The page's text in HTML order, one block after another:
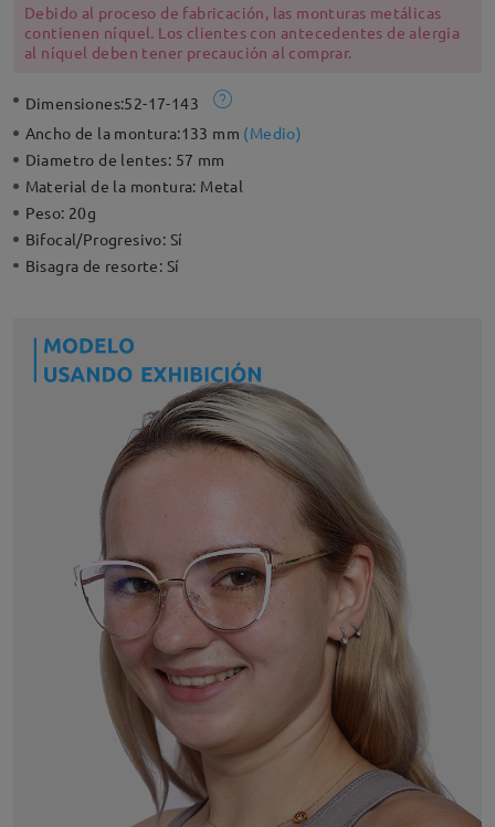
Debido al proceso de fabricación, las monturas metálicas
contienen níquel. Los clientes con antecedentes de alergia
al níquel deben tener precaución al comprar.
Dimensiones:52-17-143
Ancho de la montura:133 mm (Medio)
Diametro de lentes: 57 mm
Material de la montura: Metal
Peso: 20g
Bifocal/Progresivo: Sí
Bisagra de resorte: Sí